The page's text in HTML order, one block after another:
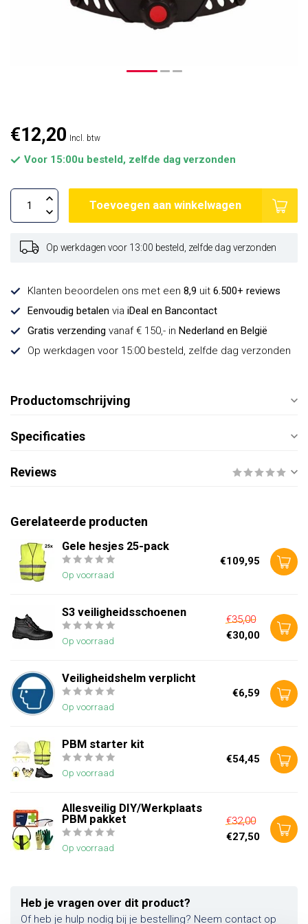
€12,20 Incl. btw
Voor 15:00u besteld, zelfde dag verzonden
Toevoegen aan winkelwagen
Op werkdagen voor 13:00 besteld, zelfde dag verzonden
Klanten beoordelen ons met een 8,9 uit 6.500+ reviews
Eenvoudig betalen via iDeal en Bancontact
Gratis verzending vanaf € 150,- in Nederland en België
Op werkdagen voor 15:00 besteld, zelfde dag verzonden
Productomschrijving
Specificaties
Reviews
Gerelateerde producten
Gele hesjes 25-pack
Op voorraad
€109,95
S3 veiligheidsschoenen
Op voorraad
€35,00
€30,00
Veiligheidshelm verplicht
Op voorraad
€6,59
PBM starter kit
Op voorraad
€54,45
Allesveilig DIY/Werkplaats
PBM pakket
Op voorraad
€32,00
€27,50
Heb je vragen over dit product?
Of heb je hulp nodig bij je bestelling? Neem contact op